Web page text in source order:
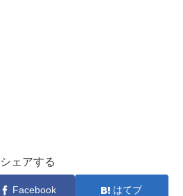
シェアする
Facebook はてブ